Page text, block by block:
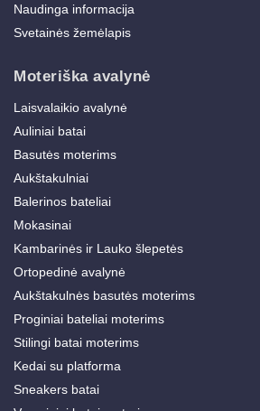
Naudinga informacija
Svetainės žemėlapis
Moteriška avalynė
Laisvalaikio avalynė
Auliniai batai
Basutės moterims
Aukštakulniai
Balerinos bateliai
Mokasinai
Kambarinės ir Lauko šlepetės
Ortopedinė avalynė
Aukštakulnės basutės moterims
Proginiai bateliai moterims
Stilingi batai moterims
Kedai su platforma
Sneakers batai